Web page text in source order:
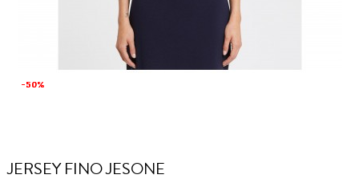
-50%
-50%
JERSEY FINO JESONE